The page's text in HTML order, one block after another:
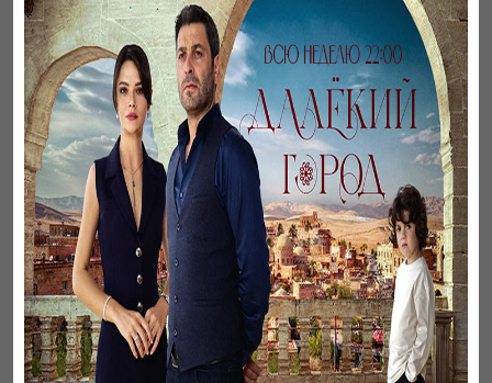
Әңгімесі ауылдың…
Үзілген жапырақтар